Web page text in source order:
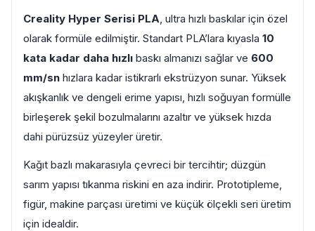
Creality Hyper Serisi PLA, ultra hızlı baskılar için özel
olarak formüle edilmiştir. Standart PLA’lara kıyasla 10
kata kadar daha hızlı baskı almanızı sağlar ve 600
mm/sn hızlara kadar istikrarlı ekstrüzyon sunar. Yüksek
akışkanlık ve dengeli erime yapısı, hızlı soğuyan formülle
birleşerek şekil bozulmalarını azaltır ve yüksek hızda
dahi pürüzsüz yüzeyler üretir.
Kağıt bazlı makarasıyla çevreci bir tercihtir; düzgün
sarım yapısı tıkanma riskini en aza indirir. Prototipleme,
figür, makine parçası üretimi ve küçük ölçekli seri üretim
için idealdir.